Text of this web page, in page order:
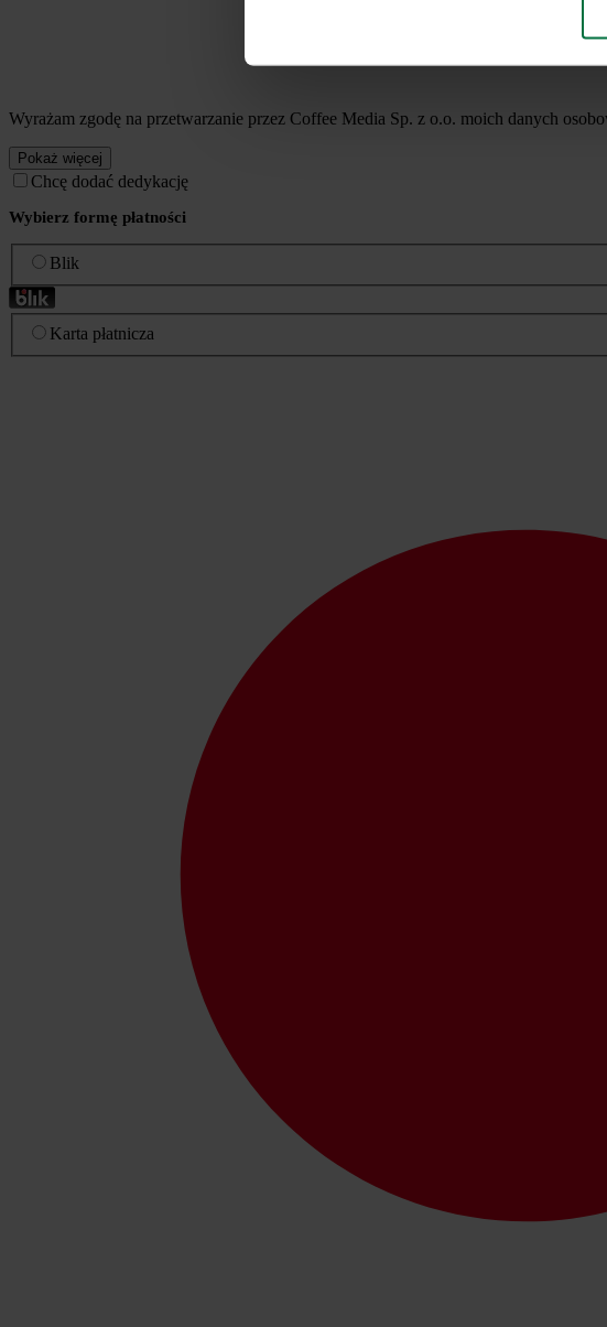
Wyrażam zgodę na przetwarzanie przez Coffee Media Sp. z o.o. moich danych
Pokaż więcej
Chcę dodać dedykację
Wybierz formę płatności
Blik
Karta płatnicza